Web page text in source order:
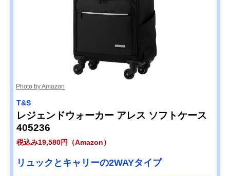
Photo by Amazon
T&S
レジェンドウォーカー アレス ソフトケース
405236
税込み19,580円（Amazon）
リュックとキャリーの2WAYタイプ